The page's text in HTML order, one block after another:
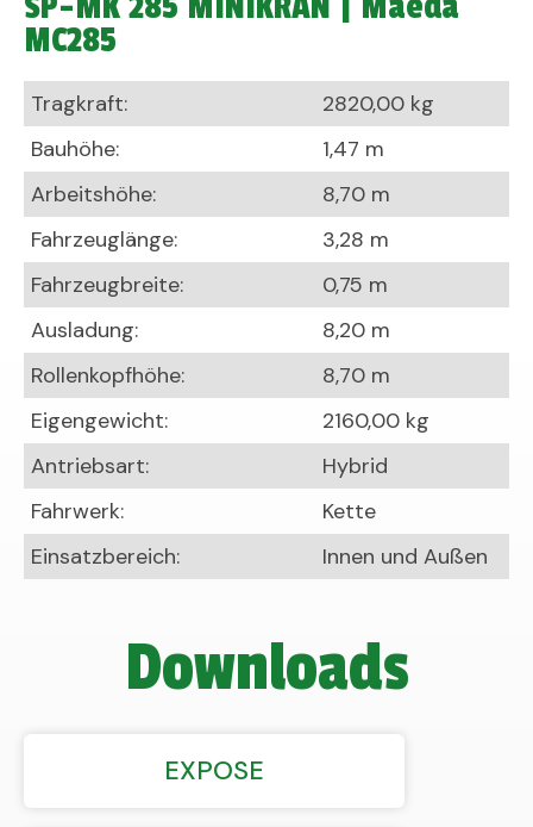
MC285
Tragkraft:
2820,00 kg
Bauhöhe:
1,47 m
Arbeitshöhe:
8,70 m
Fahrzeuglänge:
3,28 m
Fahrzeugbreite:
0,75 m
Ausladung:
8,20 m
Rollenkopfhöhe:
8,70 m
Eigengewicht:
2160,00 kg
Antriebsart:
Hybrid
Fahrwerk:
Kette
Einsatzbereich:
Innen und Außen
Downloads
EXPOSE